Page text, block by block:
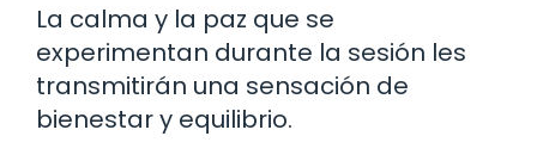
La calma y la paz que se
experimentan durante la sesión les
transmitirán una sensación de
bienestar y equilibrio.